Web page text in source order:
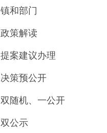
镇和部门
政策解读
提案建议办理
决策预公开
双随机、一公开
双公示